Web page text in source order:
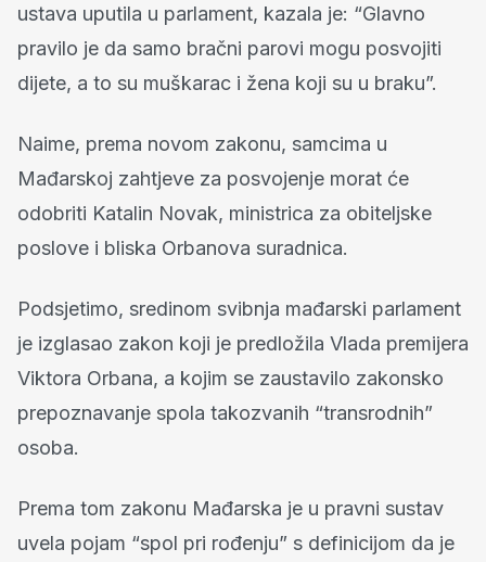
ustava uputila u parlament, kazala je: “Glavno
pravilo je da samo bračni parovi mogu posvojiti
dijete, a to su muškarac i žena koji su u braku”.
Naime, prema novom zakonu, samcima u
Mađarskoj zahtjeve za posvojenje morat će
odobriti Katalin Novak, ministrica za obiteljske
poslove i bliska Orbanova suradnica.
Podsjetimo, sredinom svibnja mađarski parlament
je izglasao zakon koji je predložila Vlada premijera
Viktora Orbana, a kojim se zaustavilo zakonsko
prepoznavanje spola takozvanih “transrodnih”
osoba.
Prema tom zakonu Mađarska je u pravni sustav
uvela pojam “spol pri rođenju” s definicijom da je